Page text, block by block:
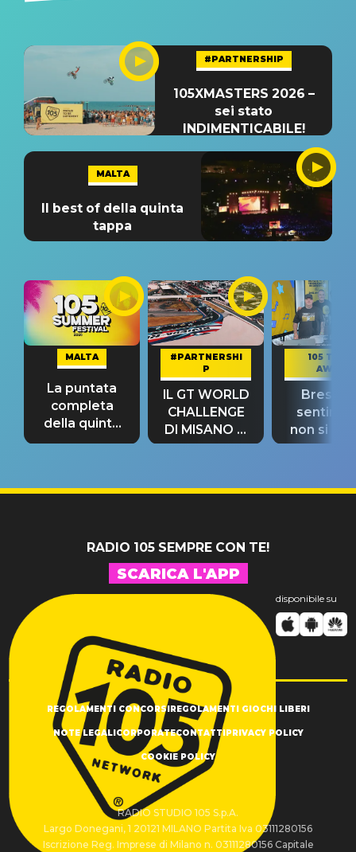
#PARTNERSHIP
105XMASTERS 2026 –
sei stato
INDIMENTICABILE!
MALTA
Il best of della quinta
tappa
MALTA
La puntata
completa
della quinta
tappa
#PARTNERSHI
P
IL GT WORLD
CHALLENGE
DI MISANO si
riconferma
105 TAKE
AWAY
Bresh:
non si
fino alla
RADIO 105 SEMPRE CON TE!
SCARICA L'APP
disponibile su
REGOLAMENTI CONCORSIREGOLAMENTI GIOCHI LIBERI
NOTE LEGALICORPORATECONTATTIPRIVACY POLICY
COOKIE POLICY
RADIO STUDIO 105 S.p.A.
Largo Donegani, 1 20121 MILANO Partita Iva 03111280156
Iscrizione Reg. Imprese di Milano n. 03111280156 Capitale